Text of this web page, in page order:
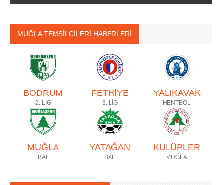
MUĞLA TEMSİLCİLERİ HABERLERİ
BODRUM
2. LİG
FETHİYE
3. LİG
YALIKAVAK
HENTBOL
MUĞLA
BAL
YATAĞAN
BAL
KULÜPLER
MUĞLA